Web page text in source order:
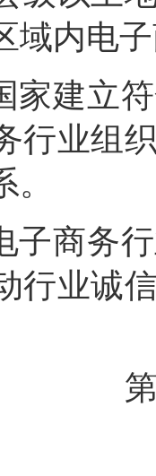
域内电
家建立
行业组
子商务
行业诚